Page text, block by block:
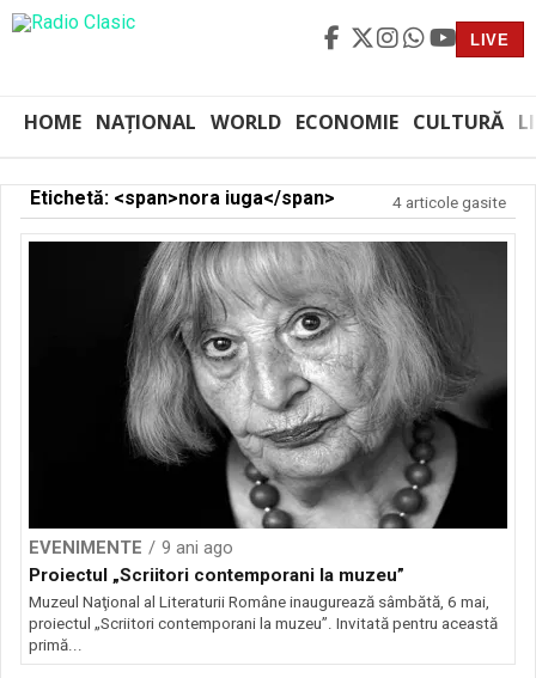
LIVE
HOME NAȚIONAL WORLD ECONOMIE CULTURĂ
Etichetă: <span>nora iuga</span> 4 articole gasite
EVENIMENTE
9 ani ago
Proiectul „Scriitori contemporani la muzeu”
Muzeul Naţional al Literaturii Române inaugurează sâmbătă, 6 mai,
proiectul „Scriitori contemporani la muzeu”. Invitată pentru această
primă...